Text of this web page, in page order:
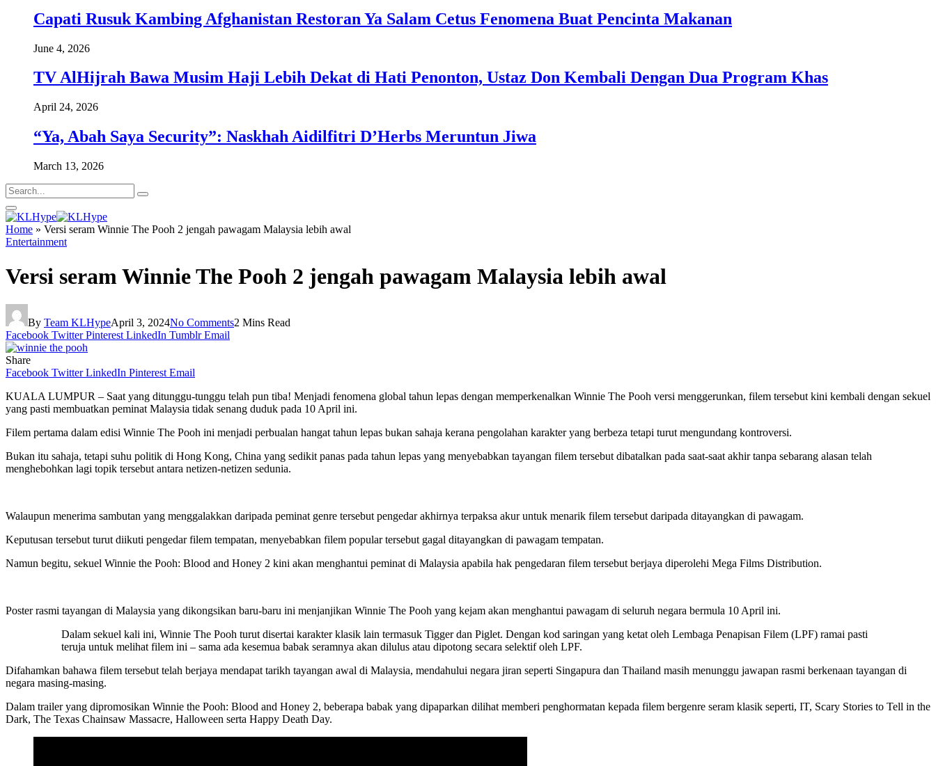
Capati Rusuk Kambing Afghanistan Restoran Ya Salam Cetus Fenomena Buat Pencinta Makanan
June 4, 2026
TV AlHijrah Bawa Musim Haji Lebih Dekat di Hati Penonton, Ustaz Don Kembali Dengan Dua Program Khas
April 24, 2026
“Ya, Abah Saya Security”: Naskhah Aidilfitri D’Herbs Meruntun Jiwa
March 13, 2026
Home » Versi seram Winnie The Pooh 2 jengah pawagam Malaysia lebih awal
Entertainment
Versi seram Winnie The Pooh 2 jengah pawagam Malaysia lebih awal
By Team KLHypeApril 3, 2024No Comments2 Mins Read
Facebook Twitter Pinterest LinkedIn Tumblr Email
Share
Facebook Twitter LinkedIn Pinterest Email
KUALA LUMPUR – Saat yang ditunggu-tunggu telah pun tiba! Menjadi fenomena global tahun lepas dengan memperkenalkan Winnie The Pooh versi menggerunkan, filem tersebut kini kembali dengan sekuel
yang pasti membuatkan peminat Malaysia tidak senang duduk pada 10 April ini.
Filem pertama dalam edisi Winnie The Pooh ini menjadi perbualan hangat tahun lepas bukan sahaja kerana pengolahan karakter yang berbeza tetapi turut mengundang kontroversi.
Bukan itu sahaja, tetapi suhu politik di Hong Kong, China yang sedikit panas pada tahun lepas yang menyebabkan tayangan filem tersebut dibatalkan pada saat-saat akhir tanpa sebarang alasan telah
menghebohkan lagi topik tersebut antara netizen-netizen sedunia.
Walaupun menerima sambutan yang menggalakkan daripada peminat genre tersebut pengedar akhirnya terpaksa akur untuk menarik filem tersebut daripada ditayangkan di pawagam.
Keputusan tersebut turut diikuti pengedar filem tempatan, menyebabkan filem popular tersebut gagal ditayangkan di pawagam tempatan.
Namun begitu, sekuel Winnie the Pooh: Blood and Honey 2 kini akan menghantui peminat di Malaysia apabila hak pengedaran filem tersebut berjaya diperolehi Mega Films Distribution.
Poster rasmi tayangan di Malaysia yang dikongsikan baru-baru ini menjanjikan Winnie The Pooh yang kejam akan menghantui pawagam di seluruh negara bermula 10 April ini.
Dalam sekuel kali ini, Winnie The Pooh turut disertai karakter klasik lain termasuk Tigger dan Piglet. Dengan kod saringan yang ketat oleh Lembaga Penapisan Filem (LPF) ramai pasti
teruja untuk melihat filem ini – sama ada kesemua babak seramnya akan dilulus atau dipotong secara selektif oleh LPF.
Difahamkan bahawa filem tersebut telah berjaya mendapat tarikh tayangan awal di Malaysia, mendahului negara jiran seperti Singapura dan Thailand masih menunggu jawapan rasmi berkenaan tayangan di
negara masing-masing.
Dalam trailer yang dipromosikan Winnie the Pooh: Blood and Honey 2, beberapa babak yang dipaparkan dilihat memberi penghormatan kepada filem bergenre seram klasik seperti, IT, Scary Stories to Tell in the
Dark, The Texas Chainsaw Massacre, Halloween serta Happy Death Day.